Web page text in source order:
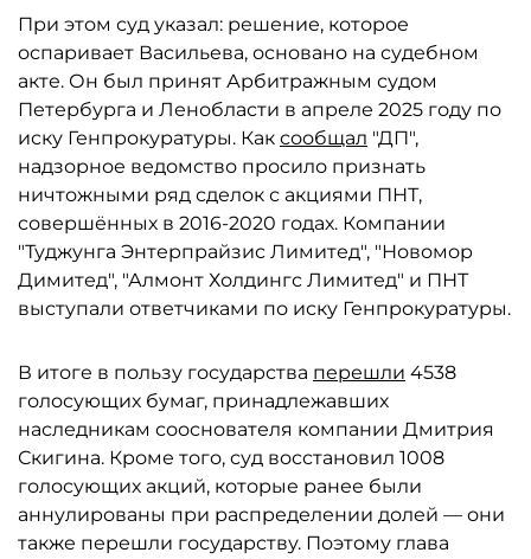
При этом суд указал: решение, которое
оспаривает Васильева, основано на судебном
акте. Он был принят Арбитражным судом
Петербурга и Ленобласти в апреле 2025 году по
иску Генпрокуратуры. Как сообщал "ДП",
надзорное ведомство просило признать
ничтожными ряд сделок с акциями ПНТ,
совершённых в 2016-2020 годах. Компании
"Туджунга Энтерпрайзис Лимитед", "Новомор
Димитед", "Алмонт Холдингс Лимитед" и ПНТ
выступали ответчиками по иску Генпрокуратуры.
В итоге в пользу государства перешли 4538
голосующих бумаг, принадлежавших
наследникам сооснователя компании Дмитрия
Скигина. Кроме того, суд восстановил 1008
голосующих акций, которые ранее были
аннулированы при распределении долей — они
также перешли государству. Поэтому глава